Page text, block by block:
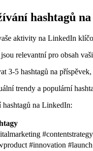
hashtagů
aktivity na LinkedIn
relevantní pro obsah
3-5 hashtagů na
trendy a populární
na LinkedIn:
#innovation #launch